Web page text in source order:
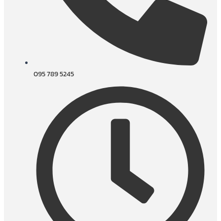
095 789 5245